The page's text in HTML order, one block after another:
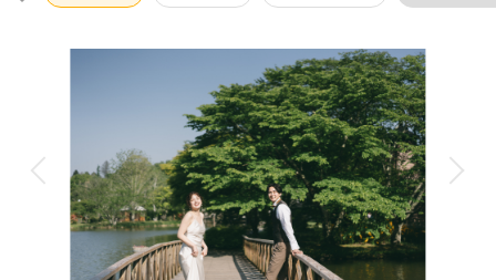
フォト＋会食
チャペルでの撮影 豊富なドレス